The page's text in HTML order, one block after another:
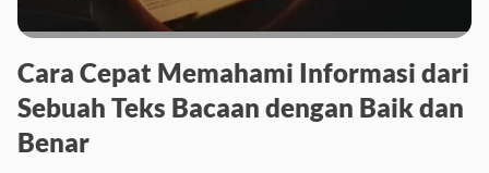
Cara Cepat Memahami Informasi dari
Sebuah Teks Bacaan dengan Baik dan
Benar